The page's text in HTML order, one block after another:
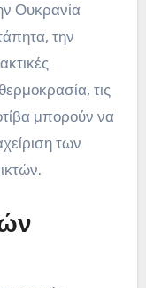
Ουκρανία
την
τις
μπορούν να
των